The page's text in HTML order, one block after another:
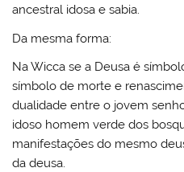
ancestral idosa e sabia.
Da mesma forma:
Na Wicca se a Deusa é
símbolo de morte e
dualidade entre o jovem
idoso homem verde dos
manifestações do mesmo
da deusa.